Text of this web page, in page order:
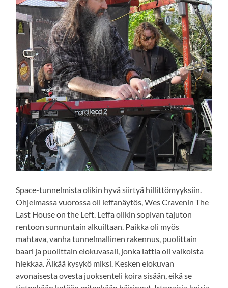
Space-tunnelmista olikin hyvä siirtyä hillittömyyksiin.
Ohjelmassa vuorossa oli leffanäytös, Wes Cravenin The
Last House on the Left. Leffa olikin sopivan tajuton
rentoon sunnuntain alkuiltaan. Paikka oli myös
mahtava, vanha tunnelmallinen rakennus, puolittain
baari ja puolittain elokuvasali, jonka lattia oli valkoista
hiekkaa. Älkää kysykö miksi. Kesken elokuvan
avonaisesta ovesta juoksenteli koira sisään, eikä se